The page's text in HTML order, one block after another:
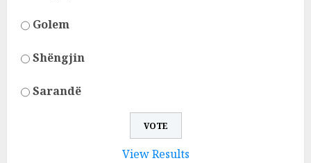
Golem
Shëngjin
Sarandë
View Results